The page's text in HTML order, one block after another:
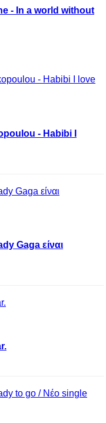
- In a world without
- Habibi I
Gaga είναι